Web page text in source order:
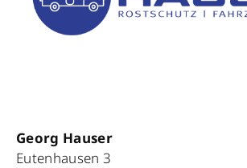
Georg Hauser
Eutenhausen 3